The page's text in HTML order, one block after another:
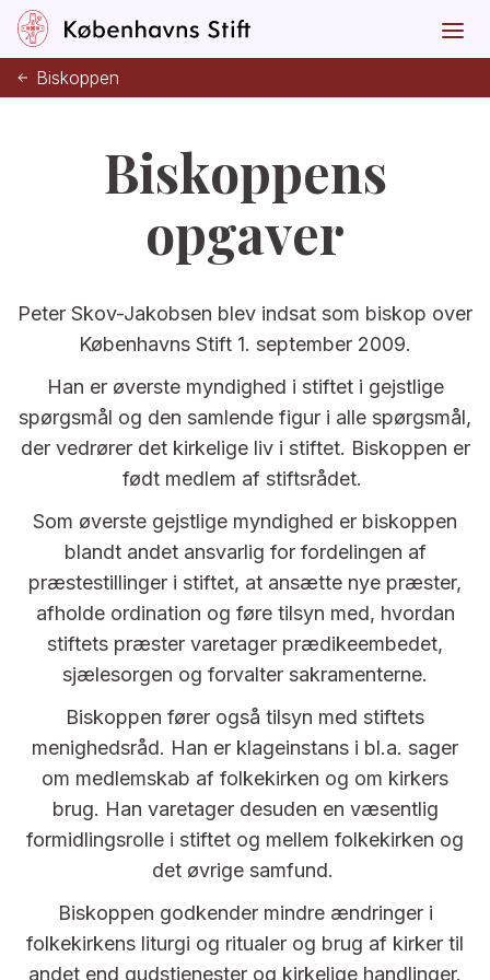
Biskoppen
Biskoppens
opgaver
Peter Skov-Jakobsen blev indsat som biskop over
Københavns Stift 1. september 2009.
Han er øverste myndighed i stiftet i gejstlige
spørgsmål og den samlende figur i alle spørgsmål,
der vedrører det kirkelige liv i stiftet. Biskoppen er
født medlem af stiftsrådet.
Som øverste gejstlige myndighed er biskoppen
blandt andet ansvarlig for fordelingen af
præstestillinger i stiftet, at ansætte nye præster,
afholde ordination og føre tilsyn med, hvordan
stiftets præster varetager prædikeembedet,
sjælesorgen og forvalter sakramenterne.
Biskoppen fører også tilsyn med stiftets
menighedsråd. Han er klageinstans i bl.a. sager
om medlemskab af folkekirken og om kirkers
brug. Han varetager desuden en væsentlig
formidlingsrolle i stiftet og mellem folkekirken og
det øvrige samfund.
Biskoppen godkender mindre ændringer i
folkekirkens liturgi og ritualer og brug af kirker til
andet end gudstjenester og kirkelige handlinger.